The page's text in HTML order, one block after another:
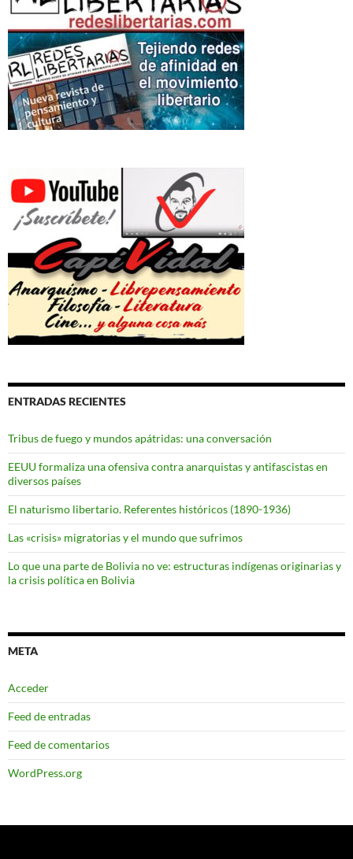
ENTRADAS RECIENTES
Tribus de fuego y mundos apátridas: una conversación
EEUU formaliza una ofensiva contra anarquistas y antifascistas en
diversos países
El naturismo libertario. Referentes históricos (1890-1936)
Las «crisis» migratorias y el mundo que sufrimos
Lo que una parte de Bolivia no ve: estructuras indígenas originarias y
la crisis política en Bolivia
META
Acceder
Feed de entradas
Feed de comentarios
WordPress.org